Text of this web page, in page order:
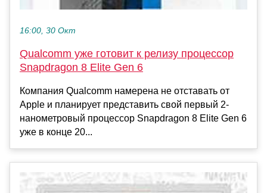
16:00, 30 Окт
Qualcomm уже готовит к релизу процессор
Snapdragon 8 Elite Gen 6
Компания Qualcomm намерена не отставать от
Apple и планирует представить свой первый 2-
нанометровый процессор Snapdragon 8 Elite Gen 6
уже в конце 20...